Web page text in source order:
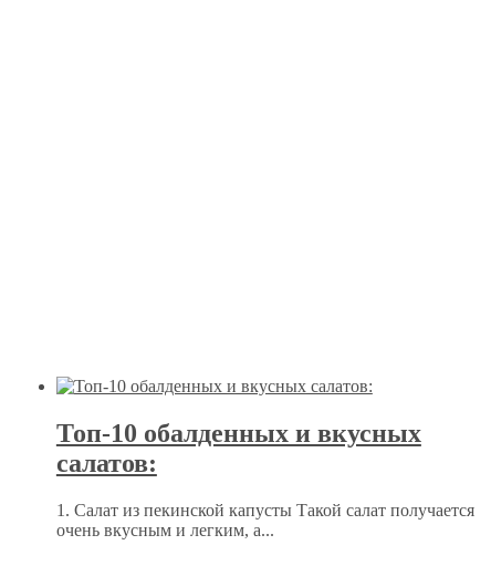
Топ-10 обалденных и вкусных
салатов:
1. Салат из пекинской капусты Такой салат получается
очень вкусным и легким, а...